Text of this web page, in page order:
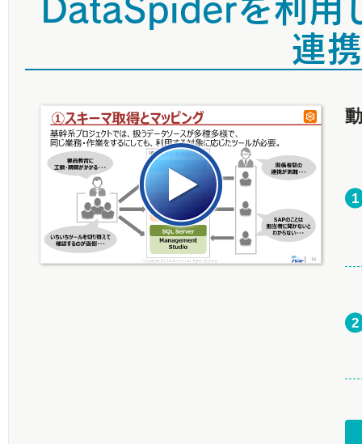
DataSpiderを利用
連